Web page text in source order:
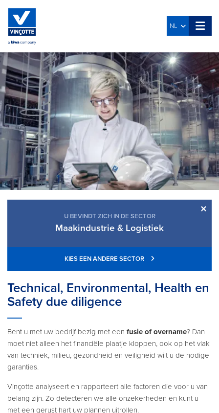
NL
×
U BEVINDT ZICH IN DE SECTOR
Maakindustrie & Logistiek
KIES EEN ANDERE SECTOR
Technical, Environmental, Health en
Safety due diligence
Bent u met uw bedrijf bezig met een fusie of overname? Dan
moet niet alleen het financiële plaatje kloppen, ook op het vlak
van techniek, milieu, gezondheid en veiligheid wilt u de nodige
garanties.
Vinçotte analyseert en rapporteert alle factoren die voor u van
belang zijn. Zo detecteren we alle onzekerheden en kunt u
met een gerust hart uw plannen uitrollen.